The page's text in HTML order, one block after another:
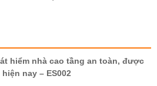
hiểm nhà cao tầng an toàn, được
nay – ES002